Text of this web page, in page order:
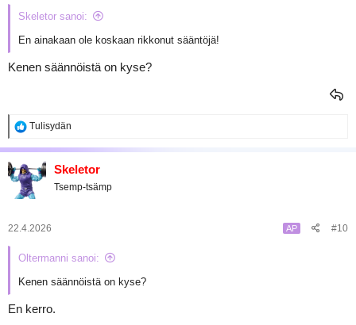
Skeletor sanoi:
En ainakaan ole koskaan rikkonut sääntöjä!
Kenen säännöistä on kyse?
R
a
t
i
o
:
Tulisydän
Skeletor
Tsemp-tsämp
22.4.2026 AP #10
Oltermanni sanoi:
Kenen säännöistä on kyse?
En kerro.